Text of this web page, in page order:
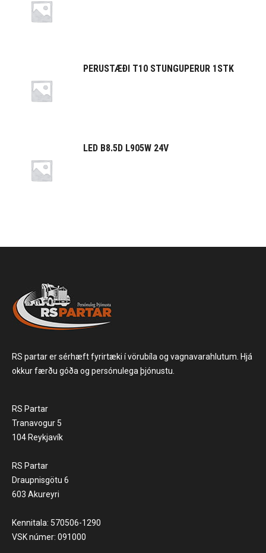
PERUSTÆÐI T10 STUNGUPERUR 1STK
LED B8.5D L905W 24V
RS partar er sérhæft fyrirtæki í vörubíla og vagnavarahlutum. Hjá
okkur færðu góða og persónulega þjónustu.
RS Partar
Tranavogur 5
104 Reykjavík
RS Partar
Draupnisgötu 6
603 Akureyri
Kennitala: 570506-1290
VSK númer: 091000